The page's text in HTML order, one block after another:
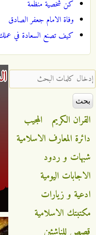
كن شخصية منظمة
وفاة الامام جعفر الصادق
كيف تصنع السعادة في
‏إدخال كلمات البحث ‏
القران الكريم
المجيب
دائرة المعارف الاسلامية
شبهات و ردود
الاجابات اليومية
ادعية و زيارات
مكتبتك الاسلامية